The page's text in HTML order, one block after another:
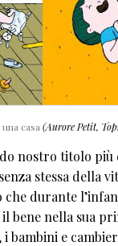
casa (Aurore Petit,
nostro titolo
stessa della
durante
bene nella sua
bambini e